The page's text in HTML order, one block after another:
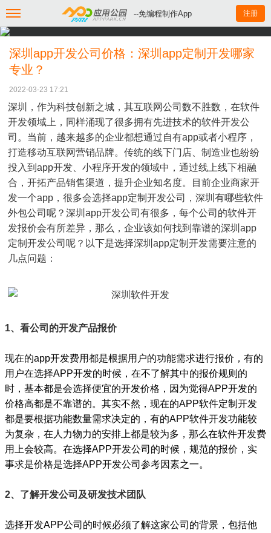
--免编程制作App 注册
深圳app开发公司价格：深圳app定制开发哪家
专业？
2022-03-23 17:21
深圳，作为科技创新之城，其互联网公司数不胜数，在软件
开发领域上，同样涌现了很多拥有先进技术的软件开发公
司。当前，越来越多的企业都想通过自有app或者小程序，
打造移动互联网营销品牌。传统的线下门店、制造业也纷纷
投入到app开发、小程序开发的领域中，通过线上线下相融
合，开拓产品销售渠道，提升企业知名度。目前企业商家开
发一个app，很多会选择app定制开发公司，深圳有哪些软件
外包公司呢？深圳app开发公司有很多，每个公司的软件开
发报价会有所差异，那么，企业该如何找到靠谱的深圳app
定制开发公司呢？以下是选择深圳app定制开发需要注意的
几点问题：
1、看公司的开发产品报价
现在的app开发费用都是根据用户的功能需求进行报价，有的
用户在选择APP开发的时候，在不了解其中的报价规则的
时，基本都是会选择便宜的开发价格，因为觉得APP开发的
价格高都是不靠谱的。其实不然，现在的APP软件定制开发
都是要根据功能数量需求决定的，有的APP软件开发功能较
为复杂，在人力物力的安排上都是较为多，那么在软件开发费
用上会较高。在选择APP开发公司的时候，规范的报价，实
事求是价格是选择APP开发公司参考因素之一。
2、了解开发公司及研发技术团队
选择开发APP公司的时候必须了解这家公司的背景，包括他